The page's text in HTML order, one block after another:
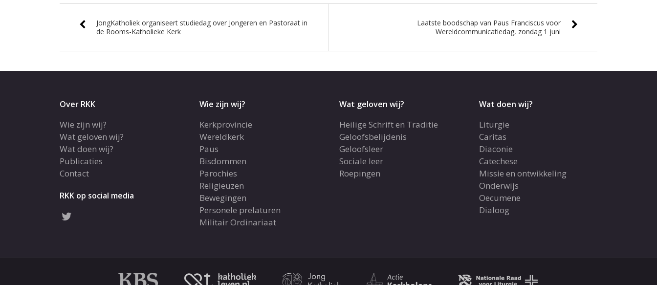
JongKatholiek organiseert studiedag over Jongeren en Pastoraat in
de Rooms-Katholieke Kerk
Laatste boodschap van Paus Franciscus voor
Wereldcommunicatiedag, zondag 1 juni
Over RKK
Wie zijn wij?
Wat geloven wij?
Wat doen wij?
Publicaties
Contact
RKK op social media
Wie zijn wij?
Kerkprovincie
Wereldkerk
Paus
Bisdommen
Parochies
Religieuzen
Bewegingen
Personele prelaturen
Militair Ordinariaat
Wat geloven wij?
Heilige Schrift en Traditie
Geloofsbelijdenis
Geloofsleer
Sociale leer
Roepingen
Wat doen wij?
Liturgie
Caritas
Diaconie
Catechese
Missie en ontwikkeling
Onderwijs
Oecumene
Dialoog